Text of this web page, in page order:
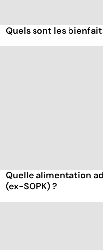
Quels sont les
Quelle alimentation
(ex-SOPK) ?